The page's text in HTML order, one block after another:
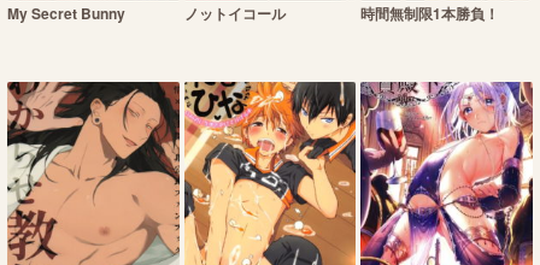
My Secret Bunny ノットイコール 時間無制限1本勝負！